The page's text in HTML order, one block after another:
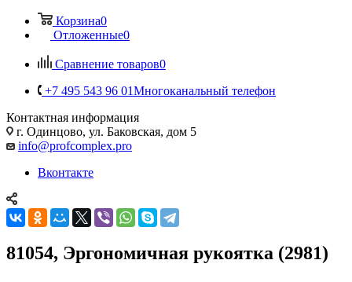
Корзина0
Отложенные0
Сравнение товаров0
+7 495 543 96 01Многоканальный телефон
Контактная информация
г. Одинцово, ул. Баковская, дом 5
info@profcomplex.pro
Вконтакте
81054, Эргономичная рукоятка (2981)